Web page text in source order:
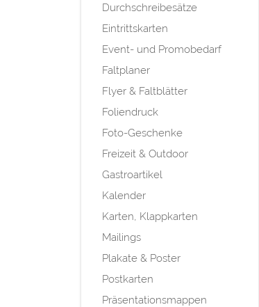
Durchschreibesätze
Eintrittskarten
Event- und Promobedarf
Faltplaner
Flyer & Faltblätter
Foliendruck
Foto-Geschenke
Freizeit & Outdoor
Gastroartikel
Kalender
Karten, Klappkarten
Mailings
Plakate & Poster
Postkarten
Präsentationsmappen